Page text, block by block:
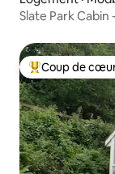
Slate Park Cabin
Coup de cœur
Coup de